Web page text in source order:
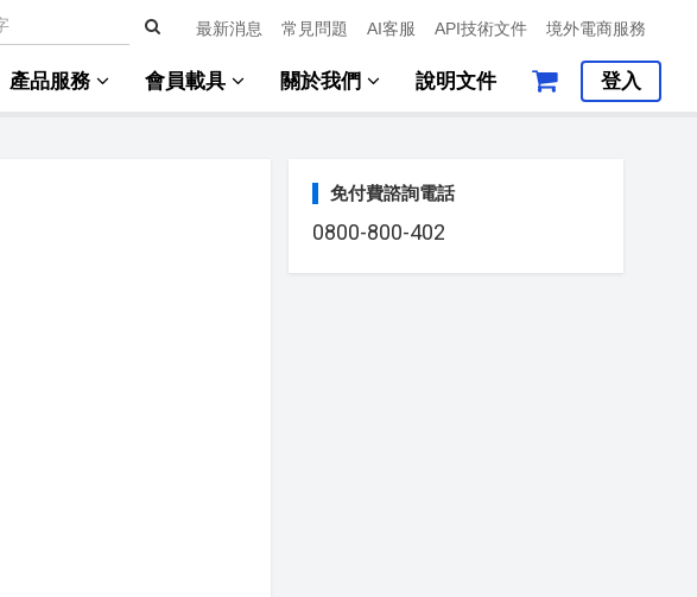
最新消息 常見問題 AI客服 API技術文件 境外電商服務
產品服務 會員載具 關於我們 說明文件 登入
免付費諮詢電話
0800-800-402